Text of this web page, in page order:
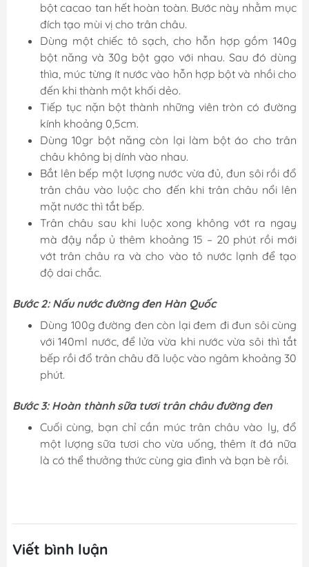
bột cacao tan hết hoàn toàn. Bước này nhằm mục
đích tạo mùi vị cho trân châu.
Dùng một chiếc tô sạch, cho hỗn hợp gồm 140g
bột năng và 30g bột gạo với nhau. Sau đó dùng
thìa, múc từng ít nước vào hỗn hợp bột và nhồi cho
đến khi thành một khối dẻo.
Tiếp tục nặn bột thành những viên tròn có đường
kính khoảng 0,5cm.
Dùng 10gr bột năng còn lại làm bột áo cho trân
châu không bị dính vào nhau.
Bắt lên bếp một lượng nước vừa đủ, đun sôi rồi đổ
trân châu vào luộc cho đến khi trân châu nổi lên
mặt nước thì tắt bếp.
Trân châu sau khi luộc xong không vớt ra ngay
mà đậy nắp ủ thêm khoảng 15 – 20 phút rồi mới
vớt trân châu ra và cho vào tô nước lạnh để tạo
độ dai chắc.
Bước 2: Nấu nước đường đen Hàn Quốc
Dùng 100g đường đen còn lại đem đi đun sôi cùng
với 140ml nước, để lửa vừa khi nước vừa sôi thì tắt
bếp rồi đổ trân châu đã luộc vào ngâm khoảng 30
phút.
Bước 3: Hoàn thành sữa tươi trân châu đường đen
Cuối cùng, bạn chỉ cần múc trân châu vào ly, đổ
một lượng sữa tươi cho vừa uống, thêm ít đá nữa
là có thể thưởng thức cùng gia đình và bạn bè rồi.
Viết bình luận